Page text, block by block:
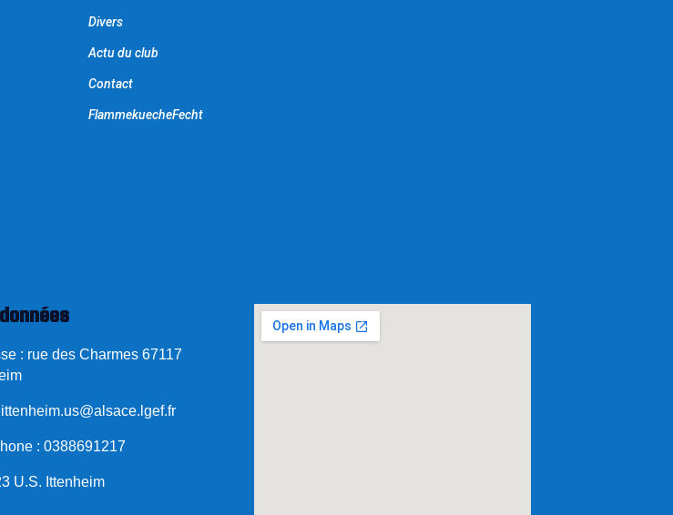
Divers
Actu du club
Contact
FlammekuecheFecht
: rue des Charmes 67117
ittenheim.us@alsace.lgef.fr
: 0388691217
U.S. Ittenheim